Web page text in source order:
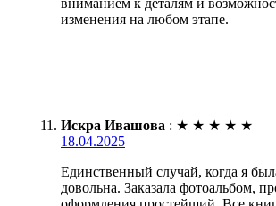
вниманием к деталям и
изменения на любом этапе.
Искра Ивашова : ★ ★ ★ ★ ★
18.04.2025
Единственный случай, когда я
довольна. Заказала фотоальбом,